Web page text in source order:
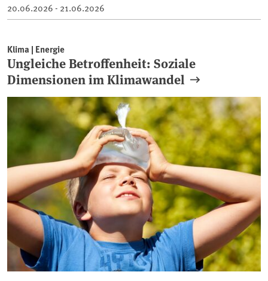
20.06.2026 - 21.06.2026
Klima | Energie
Ungleiche Betroffenheit: Soziale
Dimensionen im Klimawandel